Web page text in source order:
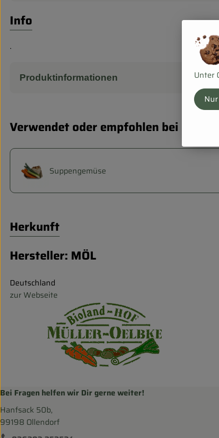
Info
.
Produktinformationen
Verwendet oder empfohlen bei
Suppengemüse
Herkunft
Hersteller: MÖL
Deutschland
zur Webseite
Bei Fragen helfen wir Dir gerne weiter!
Hanfsack 50b,
99198 Ollendorf
Unter